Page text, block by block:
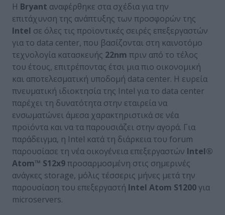
Η Bryant αναφέρθηκε στα σχέδια για την
επιτάχυνση της ανάπτυξης των προσφορών της
Intel σε όλες τις προϊοντικές σειρές επεξεργαστών
για το data center, που βασίζονται στη καινοτόμο
τεχνολογία κατασκευής 22nm πριν από το τέλος
του έτους, επιτρέποντας έτσι μια πιο οικονομική
και αποτελεσματική υποδομή data center. Η ευρεία
πνευματική ιδιοκτησία της Intel για το data center
παρέχει τη δυνατότητα στην εταιρεία να
ενσωματώνει άμεσα χαρακτηριστικά σε νέα
προϊόντα και να τα παρουσιάζει στην αγορά. Για
παράδειγμα, η Intel κατά τη διάρκεια του forum
παρουσίασε τη νέα οικογένεια επεξεργαστών Intel®
Atom™ S12x9προσαρμοσμένη στις σημερινές
ανάγκες storage, μόλις τέσσερις μήνες μετά την
παρουσίαση του επεξεργαστή Intel Atom S1200για
microservers.